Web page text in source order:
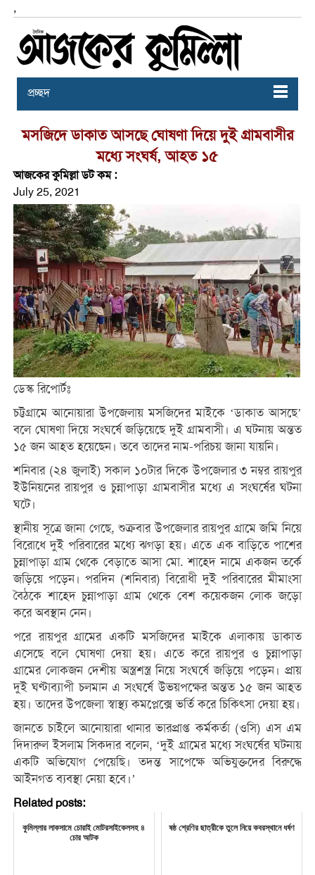
,
প্রচ্ছদ
মসজিদে ডাকাত আসছে ঘোষণা দিয়ে দুই গ্রামবাসীর
মধ্যে সংঘর্ষ, আহত ১৫
আজকের কুমিল্লা ডট কম :
July 25, 2021
ডেস্ক রিপোর্টঃ
চট্টগ্রামে আনোয়ারা উপজেলায় মসজিদের মাইকে ‘ডাকাত আসছে’
বলে ঘোষণা দিয়ে সংঘর্ষে জড়িয়েছে দুই গ্রামবাসী। এ ঘটনায় অন্তত
১৫ জন আহত হয়েছেন। তবে তাদের নাম-পরিচয় জানা যায়নি।
শনিবার (২৪ জুলাই) সকাল ১০টার দিকে উপজেলার ৩ নম্বর রায়পুর
ইউনিয়নের রায়পুর ও চুন্নাপাড়া গ্রামবাসীর মধ্যে এ সংঘর্ষের ঘটনা
ঘটে।
স্থানীয় সূত্রে জানা গেছে, শুক্রবার উপজেলার রায়পুর গ্রামে জমি নিয়ে
বিরোধে দুই পরিবারের মধ্যে ঝগড়া হয়। এতে এক বাড়িতে পাশের
চুন্নাপাড়া গ্রাম থেকে বেড়াতে আসা মো. শাহেদ নামে একজন তর্কে
জড়িয়ে পড়েন। পরদিন (শনিবার) বিরোধী দুই পরিবারের মীমাংসা
বৈঠকে শাহেদ চুন্নাপাড়া গ্রাম থেকে বেশ কয়েকজন লোক জড়ো
করে অবস্থান নেন।
পরে রায়পুর গ্রামের একটি মসজিদের মাইকে এলাকায় ডাকাত
এসেছে বলে ঘোষণা দেয়া হয়। এতে করে রায়পুর ও চুন্নাপাড়া
গ্রামের লোকজন দেশীয় অস্ত্রশস্ত্র নিয়ে সংঘর্ষে জড়িয়ে পড়েন। প্রায়
দুই ঘণ্টাব্যাপী চলমান এ সংঘর্ষে উভয়পক্ষের অন্তত ১৫ জন আহত
হয়। তাদের উপজেলা স্বাস্থ্য কমপ্লেক্সে ভর্তি করে চিকিৎসা দেয়া হয়।
জানতে চাইলে আনোয়ারা থানার ভারপ্রাপ্ত কর্মকর্তা (ওসি) এস এম
দিদারুল ইসলাম সিকদার বলেন, ‘দুই গ্রামের মধ্যে সংঘর্ষের ঘটনায়
একটি অভিযোগ পেয়েছি। তদন্ত সাপেক্ষে অভিযুক্তদের বিরুদ্ধে
আইনগত ব্যবস্থা নেয়া হবে।’
Related posts:
কুমিল্লার লাকসামে চোরাই মোটরসাইকেলসহ ৪
চোর আটক
ষষ্ঠ শ্রেণির ছাত্রীকে তুলে নিয়ে কবরস্থানে ধর্ষণ